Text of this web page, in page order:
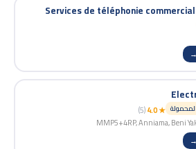
Services de téléphonie
★ 4.0
(5)